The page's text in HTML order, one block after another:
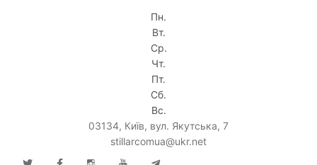
Пн.
Вт.
Ср.
Чт.
Пт.
Сб.
Вс.
03134, Київ, вул. Якутська, 7
stillarcomua@ukr.net